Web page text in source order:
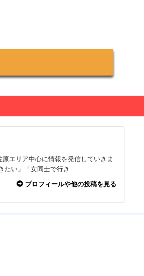
エリア中心に情報を発信していきま
たい」「女同士で行き...
プロフィールや他の投稿を見る